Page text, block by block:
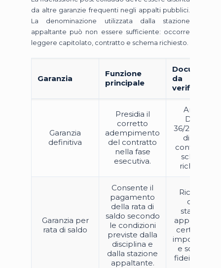
da altre garanzie frequenti negli appalti pubblici.
La denominazione utilizzata dalla stazione
appaltante può non essere sufficiente: occorre
leggere capitolato, contratto e schema richiesto.
Garanzia
Funzione
principale
Documento
da
verificare
Garanzia
definitiva
Presidia il
corretto
adempimento
del contratto
nella fase
esecutiva.
Art. 117
D.Lgs.
36/2023, atti
di gara,
contratto e
schema
richiesto.
Garanzia per
rata di saldo
Consente il
pagamento
della rata di
saldo secondo
le condizioni
previste dalla
disciplina e
dalla stazione
appaltante.
Richiesta
della
stazione
appaltante,
certificato,
importo rata
e schema
fideiussorio.